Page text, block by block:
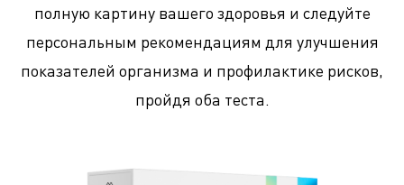
полную картину вашего здоровья и следуйте
персональным рекомендациям для улучшения
показателей организма и профилактике рисков,
пройдя оба теста.